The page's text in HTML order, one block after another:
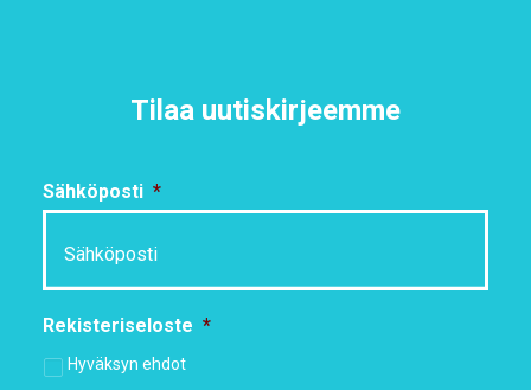
Tilaa uutiskirjeemme
Sähköposti *
Rekisteriseloste *
Hyväksyn ehdot